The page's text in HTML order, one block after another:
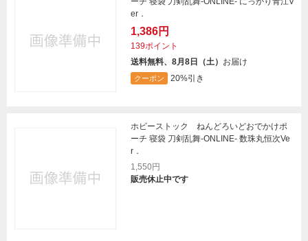
er．
1,386円
139ポイント
送料無料、8月8日（土） お届け
クーポン 20%引き
ホビーストック ねんどろいどおでかけポ
ーチ 寝袋 刀剣乱舞-ONLINE- 数珠丸恒次Ve
r．
1,550円
販売休止中です